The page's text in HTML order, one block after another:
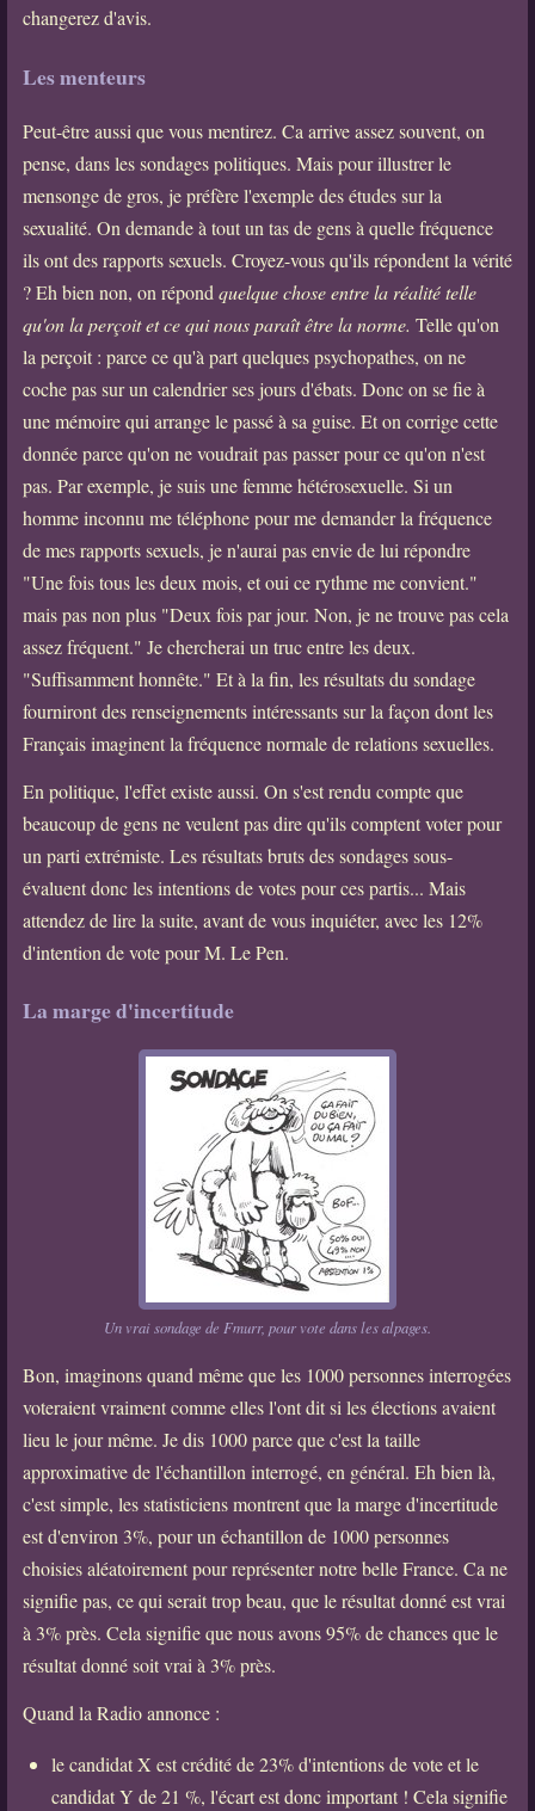
changerez d'avis.
Les menteurs
Peut-être aussi que vous mentirez. Ca arrive assez souvent, on
pense, dans les sondages politiques. Mais pour illustrer le
mensonge de gros, je préfère l'exemple des études sur la
sexualité. On demande à tout un tas de gens à quelle fréquence
ils ont des rapports sexuels. Croyez-vous qu'ils répondent la vérité
? Eh bien non, on répond quelque chose entre la réalité telle
qu'on la perçoit et ce qui nous paraît être la norme. Telle qu'on
la perçoit : parce ce qu'à part quelques psychopathes, on ne
coche pas sur un calendrier ses jours d'ébats. Donc on se fie à
une mémoire qui arrange le passé à sa guise. Et on corrige cette
donnée parce qu'on ne voudrait pas passer pour ce qu'on n'est
pas. Par exemple, je suis une femme hétérosexuelle. Si un
homme inconnu me téléphone pour me demander la fréquence
de mes rapports sexuels, je n'aurai pas envie de lui répondre
"Une fois tous les deux mois, et oui ce rythme me convient."
mais pas non plus "Deux fois par jour. Non, je ne trouve pas cela
assez fréquent." Je chercherai un truc entre les deux.
"Suffisamment honnête." Et à la fin, les résultats du sondage
fourniront des renseignements intéressants sur la façon dont les
Français imaginent la fréquence normale de relations sexuelles.
En politique, l'effet existe aussi. On s'est rendu compte que
beaucoup de gens ne veulent pas dire qu'ils comptent voter pour
un parti extrémiste. Les résultats bruts des sondages sous-
évaluent donc les intentions de votes pour ces partis... Mais
attendez de lire la suite, avant de vous inquiéter, avec les 12%
d'intention de vote pour M. Le Pen.
La marge d'incertitude
Un vrai sondage de Fmurr, pour vote dans les alpages.
Bon, imaginons quand même que les 1000 personnes interrogées
voteraient vraiment comme elles l'ont dit si les élections avaient
lieu le jour même. Je dis 1000 parce que c'est la taille
approximative de l'échantillon interrogé, en général. Eh bien là,
c'est simple, les statisticiens montrent que la marge d'incertitude
est d'environ 3%, pour un échantillon de 1000 personnes
choisies aléatoirement pour représenter notre belle France. Ca ne
signifie pas, ce qui serait trop beau, que le résultat donné est vrai
à 3% près. Cela signifie que nous avons 95% de chances que le
résultat donné soit vrai à 3% près.
Quand la Radio annonce :
le candidat X est crédité de 23% d'intentions de vote et le
candidat Y de 21 %, l'écart est donc important ! Cela signifie